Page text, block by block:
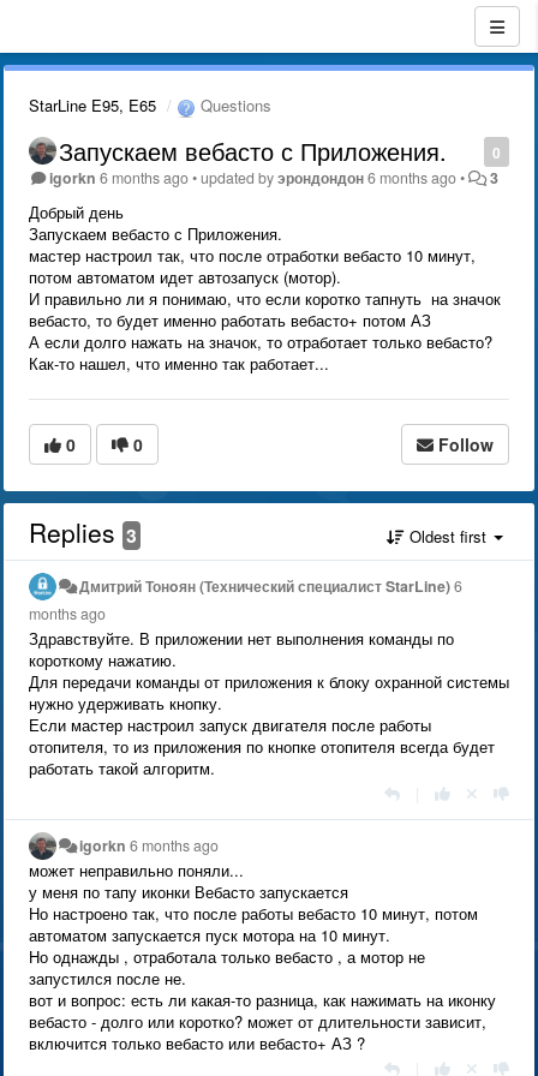
StarLine E95, E65 Questions
0
Запускаем вебасто с Приложения.
igorkn 6 months ago•updated byэрондондон6 months ago• 3
Добрый день
Запускаем вебасто с Приложения.
мастер настроил так, что после отработки вебасто 10 минут,
потом автоматом идет автозапуск (мотор).
И правильно ли я понимаю, что если коротко тапнуть на значок
вебасто, то будет именно работать вебасто+ потом АЗ
А если долго нажать на значок, то отработает только вебасто?
Как-то нашел, что именно так работает...
0 0 Follow
Replies 3 Oldest first
Дмитрий Тонoян (Технический специалист StarLine)6
months ago
Здравствуйте. В приложении нет выполнения команды по
короткому нажатию.
Для передачи команды от приложения к блоку охранной системы
нужно удерживать кнопку.
Если мастер настроил запуск двигателя после работы
отопителя, то из приложения по кнопке отопителя всегда будет
работать такой алгоритм.
igorkn 6 months ago
может неправильно поняли...
у меня по тапу иконки Вебасто запускается
Но настроено так, что после работы вебасто 10 минут, потом
автоматом запускается пуск мотора на 10 минут.
Но однажды , отработала только вебасто , а мотор не
запустился после не.
вот и вопрос: есть ли какая-то разница, как нажимать на иконку
вебасто - долго или коротко? может от длительности зависит,
включится только вебасто или вебасто+ АЗ ?